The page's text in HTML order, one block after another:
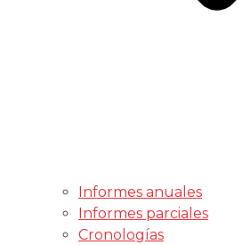
Informes anuales
Informes parciales
Cronologías